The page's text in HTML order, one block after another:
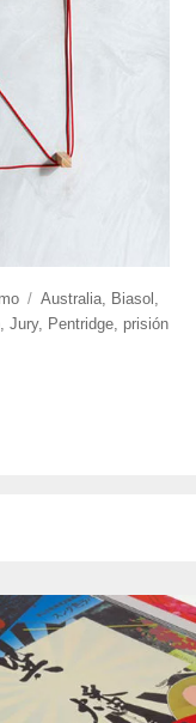
Etiquetas
Australia, Biasol ,
,Jury, Pentridge, prisión